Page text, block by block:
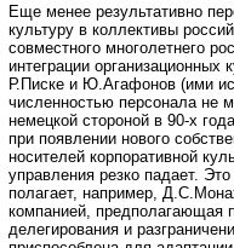
Еще менее результативно
культуру в коллективы
совместного многолетнего
интеграции организационных
Р.Писке и Ю.Агафонов (ими
численностью персонала не
немецкой стороной в 90-х
при появлении нового
носителей корпоративной
управления резко падает.
полагает, например,
компанией, предполагающая
делегирования и